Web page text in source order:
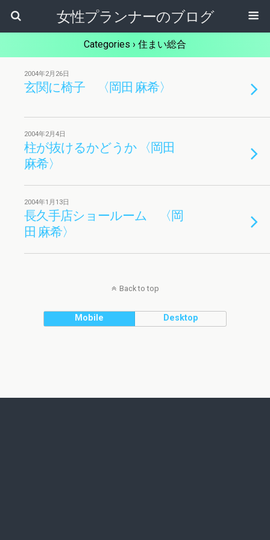
女性プランナーのブログ
Categories › 住まい総合
2004年2月26日
玄関に椅子 〈岡田 麻希〉
2004年2月4日
柱が抜けるかどうか 〈岡田
麻希〉
2004年1月13日
長久手店ショールーム 〈岡
田 麻希〉
Back to top
Mobile Desktop